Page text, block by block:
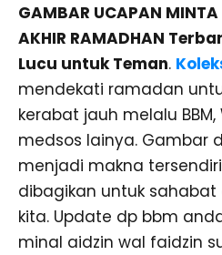
GAMBAR UCAPAN
AKHIR RAMADHAN
Lucu untuk Teman.
mendekati ramadan
kerabat jauh melalu BBM,
medsos lainya. Gambar
menjadi makna
dibagikan untuk
kita. Update dp bbm
minal aidzin wal faidzin